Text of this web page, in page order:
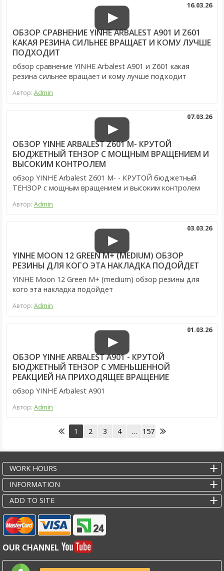
ОБЗОР СРАВНЕНИЕ YINHE ARBALEST A901 И Z601
КАКАЯ РЕЗИНА СИЛЬНЕЕ ВРАЩАЕТ И КОМУ ЛУЧШЕ
ПОДХОДИТ
16.03.26
обзор сравнение YINHE Arbalest A901 и Z601 какая
резина сильнее вращает и кому лучше подходит
Автор: Admin
ОБЗОР YINHE ARBALEST Z601 M- КРУТОЙ
БЮДЖЕТНЫЙ ТЕНЗОР С МОЩНЫМ ВРАЩЕНИЕМ И
ВЫСОКИМ КОНТРОЛЕМ
07.03.26
обзор YINHE Arbalest Z601 M- - КРУТОЙ бюджетный
ТЕНЗОР с мощным вращением и высоким контролем
Автор: Admin
YINHE MOON 12 GREEN M+ (MEDIUM) ОБЗОР
РЕЗИНЫ ДЛЯ КОГО ЭТА НАКЛАДКА ПОДОЙДЕТ
03.03.26
YINHE Moon 12 Green M+ (medium) обзор резины для
кого эта накладка подойдет
Автор: Admin
ОБЗОР YINHE ARBALEST A901 - КРУТОЙ
БЮДЖЕТНЫЙ ТЕНЗОР С УМЕНЬШЕННОЙ
РЕАКЦИЕЙ НА ПРИХОДЯЩЕЕ ВРАЩЕНИЕ
01.03.26
обзор YINHE Arbalest A901
Автор: Admin
1 2 3 4 … 157
WORK HOURS
INFORMATION
ADD TO SITE
OUR CHANNEL